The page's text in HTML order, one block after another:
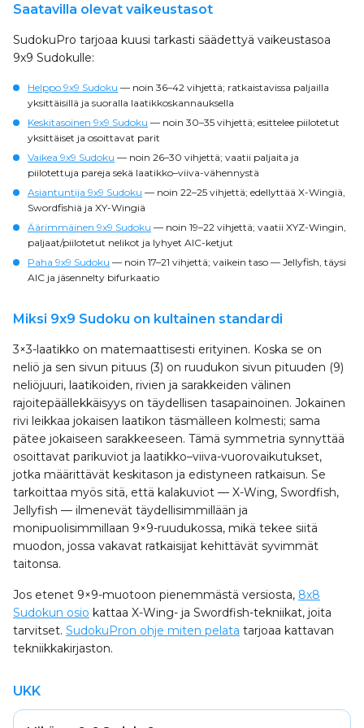
Saatavilla olevat vaikeustasot
SudokuPro tarjoaa kuusi tarkasti säädettyä vaikeustasoa
9x9 Sudokulle:
Helppo 9x9 Sudoku — noin 36–42 vihjettä; ratkaistavissa paljailla
yksittäisillä ja suoralla laatikkoskannauksella
Keskitasoinen 9x9 Sudoku — noin 30–35 vihjettä; esittelee piilotetut
yksittäiset ja osoittavat parit
Vaikea 9x9 Sudoku — noin 26–30 vihjettä; vaatii paljaita ja
piilotettuja pareja sekä laatikko–viiva-vähennystä
Asiantuntija 9x9 Sudoku — noin 22–25 vihjettä; edellyttää X-Wingiä,
Swordfishiä ja XY-Wingiä
Äärimmäinen 9x9 Sudoku — noin 19–22 vihjettä; vaatii XYZ-Wingin,
paljaat/piilotetut nelikot ja lyhyet AIC-ketjut
Paha 9x9 Sudoku — noin 17–21 vihjettä; vaikein taso — Jellyfish, täysi
AIC ja jäsennelty bifurkaatio
Miksi 9x9 Sudoku on kultainen standardi
3×3-laatikko on matemaattisesti erityinen. Koska se on
neliö ja sen sivun pituus (3) on ruudukon sivun pituuden (9)
neliöjuuri, laatikoiden, rivien ja sarakkeiden välinen
rajoitepäällekkäisyys on täydellisen tasapainoinen. Jokainen
rivi leikkaa jokaisen laatikon täsmälleen kolmesti; sama
pätee jokaiseen sarakkeeseen. Tämä symmetria synnyttää
osoittavat parikuviot ja laatikko–viiva-vuorovaikutukset,
jotka määrittävät keskitason ja edistyneen ratkaisun. Se
tarkoittaa myös sitä, että kalakuviot — X-Wing, Swordfish,
Jellyfish — ilmenevät täydellisimmillään ja
monipuolisimmillaan 9×9-ruudukossa, mikä tekee siitä
muodon, jossa vakavat ratkaisijat kehittävät syvimmät
taitonsa.
Jos etenet 9×9-muotoon pienemmästä versiosta, 8x8
Sudokun osio kattaa X-Wing- ja Swordfish-tekniikat, joita
tarvitset. SudokuPron ohje miten pelata tarjoaa kattavan
tekniikkakirjaston.
UKK